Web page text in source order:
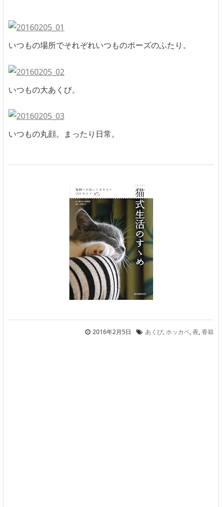
いつもの場所でそれぞれいつものポーズのふたり。
いつもの大あくび。
いつもの丸顔。まったり日常。
2016年2月5日 あくび,ホッカペ,夜,香箱